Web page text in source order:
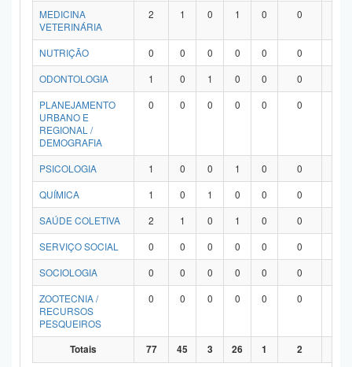
MEDICINA
VETERINÁRIA
2 1 0 1 0 0
NUTRIÇÃO 0 0 0 0 0 0
ODONTOLOGIA
1 0 1 0 0 0
PLANEJAMENTO
URBANO E
REGIONAL /
DEMOGRAFIA
0 0 0 0 0 0
PSICOLOGIA 1 0 0 1 0 0
QUÍMICA
1 0 1 0 0 0
SAÚDE COLETIVA
2 1 0 1 0 0
SERVIÇO SOCIAL
0 0 0 0 0 0
SOCIOLOGIA
0 0 0 0 0 0
ZOOTECNIA /
RECURSOS
PESQUEIROS
0 0 0 0 0 0
Totais 77 45 3 26 1 2